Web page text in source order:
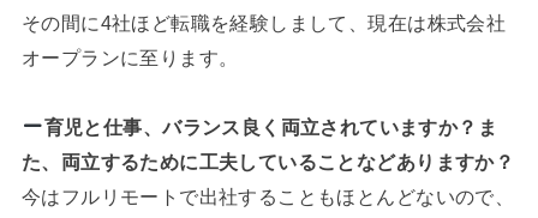
その間に4社ほど転職を経験しまして、現在は株式会社
オープランに至ります。
育児と仕事、バランス良く両立されていますか？ま
た、両立するために工夫していることなどありますか？
今はフルリモートで出社することもほとんどないので、